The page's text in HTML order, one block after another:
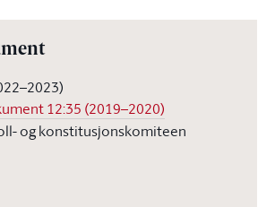
12:35 (2019–2020)
og konstitusjonskomiteen